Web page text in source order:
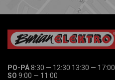
PO-PÁ8:30 — 12:30 13:30 — 17:00
SO 9:00 — 11:00